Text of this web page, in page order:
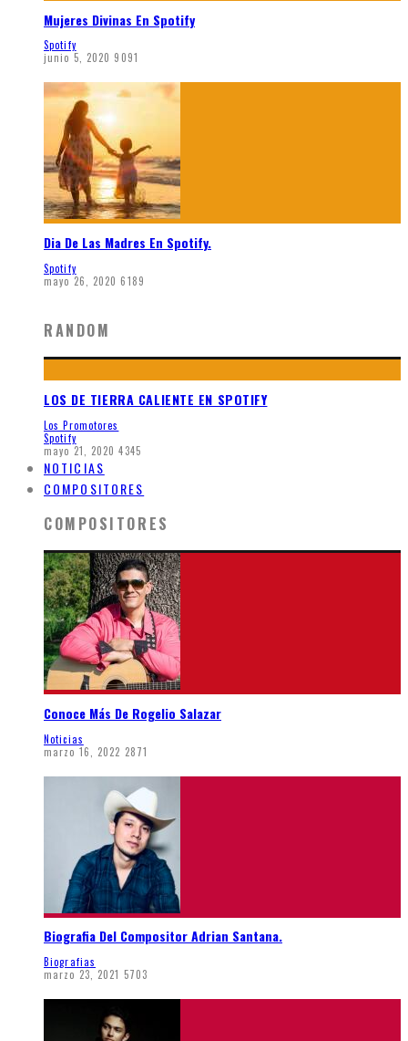
Mujeres Divinas En Spotify
Spotify
junio 5, 2020 9091
Dia De Las Madres En Spotify.
Spotify
mayo 26, 2020 6189
RANDOM
LOS DE TIERRA CALIENTE EN SPOTIFY
Los Promotores
Spotify
mayo 21, 2020 4345
NOTICIAS
COMPOSITORES
COMPOSITORES
Conoce Más De Rogelio Salazar
Noticias
marzo 16, 2022 2871
Biografia Del Compositor Adrian Santana.
Biografias
marzo 23, 2021 5703